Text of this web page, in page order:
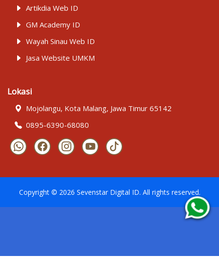
Artikdia Web ID
GM Academy ID
Wayah Sinau Web ID
Jasa Website UMKM
Lokasi
Mojolangu, Kota Malang, Jawa Timur 65142
0895-6390-68080
Copyright © 2026 Sevenstar Digital ID. All rights reserved.